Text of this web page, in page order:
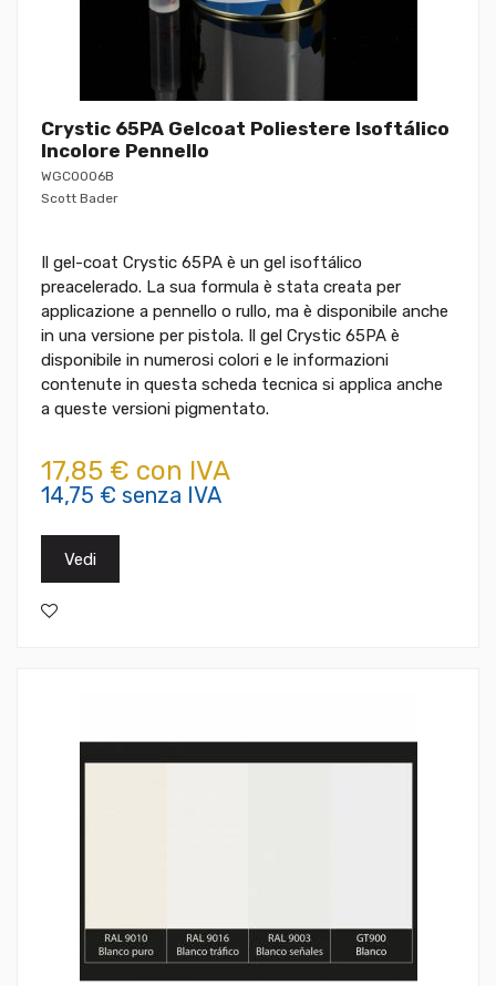
Crystic 65PA Gelcoat Poliestere Isoftálico
Incolore Pennello
WGC0006B
Scott Bader
Il gel-coat Crystic 65PA è un gel isoftálico
preacelerado. La sua formula è stata creata per
applicazione a pennello o rullo, ma è disponibile anche
in una versione per pistola. Il gel Crystic 65PA è
disponibile in numerosi colori e le informazioni
contenute in questa scheda tecnica si applica anche
a queste versioni pigmentato.
17,85 € con IVA
14,75 € senza IVA
Vedi